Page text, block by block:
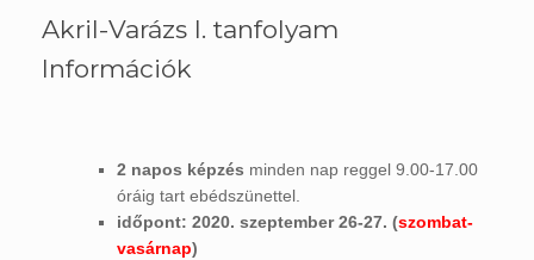
Akril-Varázs I. tanfolyam
Információk
2 napos képzés minden nap reggel 9.00-17.00
óráig tart ebédszünettel.
időpont: 2020. szeptember 26-27. (szombat-
vasárnap)